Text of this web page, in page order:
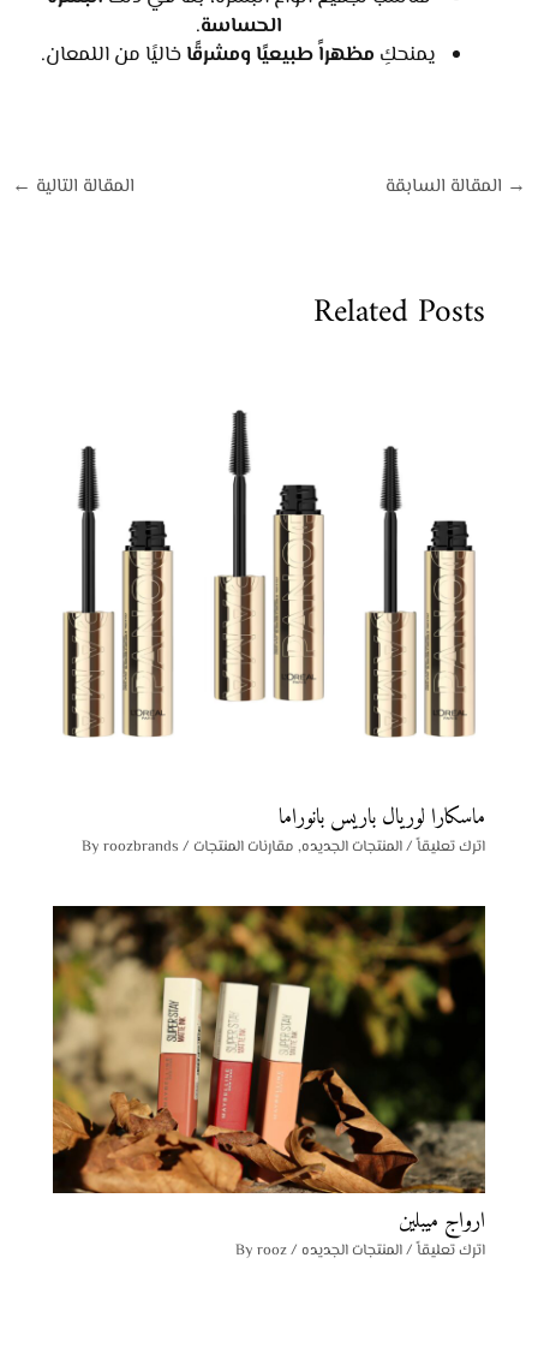
الحساسة.
يمنحكِ مظهراً طبيعيًا ومشرقًاخاليًا من اللمعان.
→ المقالة السابقة المقالة التالية ←
Related Posts
ماسكارا لوريال باريس بانوراما
اترك تعليقاً/المنتجات الجديده, مقارنات المنتجات / By
roozbrands
ارواج ميبلين
اترك تعليقاً/المنتجات الجديده / By
rooz